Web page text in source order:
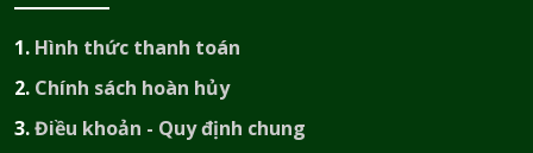
1. Hình thức thanh toán
2. Chính sách hoàn hủy
3.Điều khoản - Quy định chung